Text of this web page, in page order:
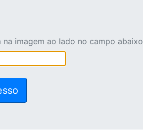
na imagem ao lado no campo abaixo